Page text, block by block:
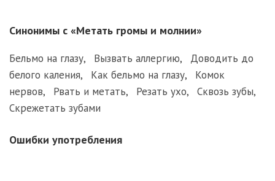
Синонимы с «Метать громы и молнии»
Бельмо на глазу, Вызвать аллергию, Доводить до
белого каления, Как бельмо на глазу, Комок
нервов, Рвать и метать, Резать ухо, Сквозь зубы,
Скрежетать зубами
Ошибки употребления